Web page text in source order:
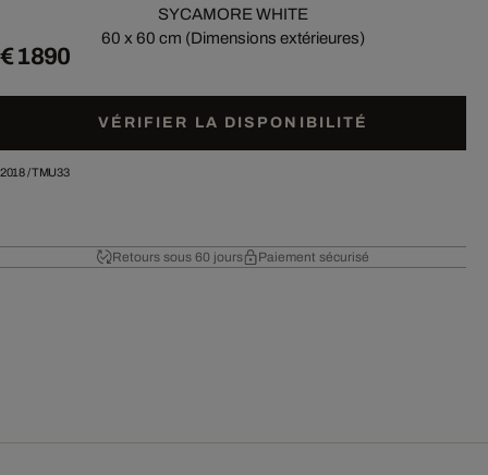
SYCAMORE WHITE
60 x 60 cm (Dimensions extérieures)
€ 1 890
VÉRIFIER LA DISPONIBILITÉ
2018/TMU33
Retours sous 60 jours Paiement sécurisé